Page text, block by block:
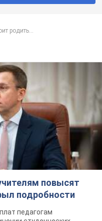
родить...
повысят
подробности
педагогам